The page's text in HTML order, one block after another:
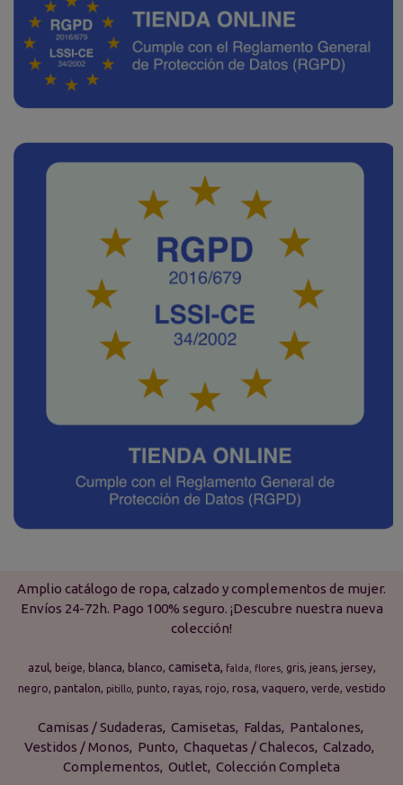
Amplio catálogo de ropa, calzado y complementos de mujer.
Envíos 24-72h. Pago 100% seguro. ¡Descubre nuestra nueva
colección!
azul beige blanca blanco camiseta falda flores gris jeans jersey
negro pantalon pitillo punto rayas rojo rosa vaquero verde vestido
Camisas / Sudaderas Camisetas Faldas
Pantalones
Vestidos / Monos
Punto Chaquetas / Chalecos Calzado
Complementos Outlet Colección Completa